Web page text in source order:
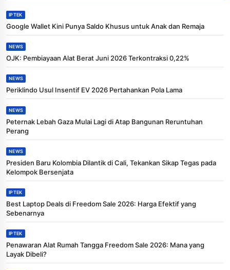
IPTEK
Google Wallet Kini Punya Saldo Khusus untuk Anak dan Remaja
NEWS
OJK: Pembiayaan Alat Berat Juni 2026 Terkontraksi 0,22%
NEWS
Periklindo Usul Insentif EV 2026 Pertahankan Pola Lama
NEWS
Peternak Lebah Gaza Mulai Lagi di Atap Bangunan Reruntuhan
Perang
NEWS
Presiden Baru Kolombia Dilantik di Cali, Tekankan Sikap Tegas pada
Kelompok Bersenjata
IPTEK
Best Laptop Deals di Freedom Sale 2026: Harga Efektif yang
Sebenarnya
IPTEK
Penawaran Alat Rumah Tangga Freedom Sale 2026: Mana yang
Layak Dibeli?